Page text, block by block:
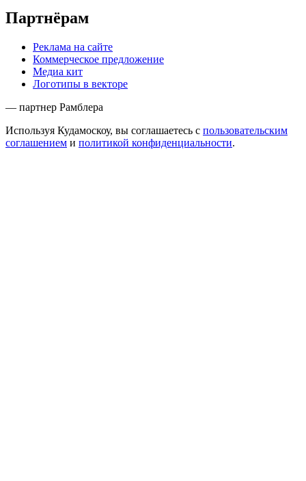
Партнёрам
Реклама на сайте
Коммерческое предложение
Медиа кит
Логотипы в векторе
— партнер Рамблера
Используя Кудамоскоу, вы соглашаетесь с пользовательским
соглашением и политикой конфиденциальности.